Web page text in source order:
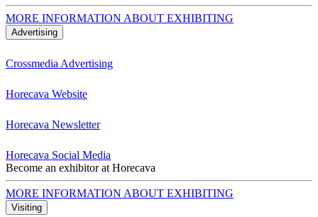
MORE INFORMATION ABOUT EXHIBITING
Advertising
Crossmedia Advertising
Horecava Website
Horecava Newsletter
Horecava Social Media
Become an exhibitor at Horecava
MORE INFORMATION ABOUT EXHIBITING
Visiting